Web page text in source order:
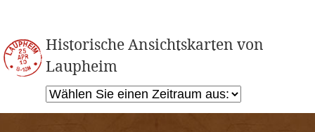
Historische Ansichtskarten von
Laupheim